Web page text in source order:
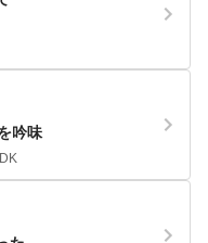
吟味